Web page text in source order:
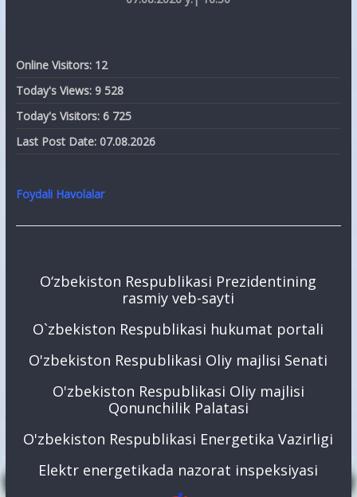
Online Visitors: 12
Today's Views: 9 528
Today's Visitors: 6 725
Last Post Date: 07.08.2026
Foydali Havolalar
O‘zbekiston Respublikasi Prezidentining
rasmiy veb-sayti
O`zbekiston Respublikasi hukumat portali
O'zbekiston Respublikasi Oliy majlisi Senati
O'zbekiston Respublikasi Oliy majlisi
Qonunchilik Palatasi
O'zbekiston Respublikasi Energetika Vazirligi
Elektr energetikada nazorat inspeksiyasi